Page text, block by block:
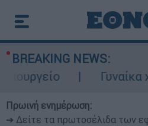
BREAKING NEWS:
Γυναίκα
Πρωινή ενημέρωση:
➔ Δείτε τα πρωτοσέλιδα των